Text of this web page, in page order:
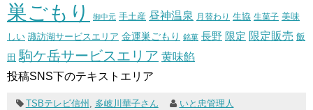
巣ごもり 御中元 手土産 昼神温泉 月替わり 生協 生菓子 美味
しい 諏訪湖サービスエリア 金運巣ごもり 銘菓 長野 限定 限定販売 飯
田 駒ケ岳サービスエリア 黄味餡
投稿SNS下のテキストエリア
TSBテレビ信州 , 多岐川華子さん いと忠管理人